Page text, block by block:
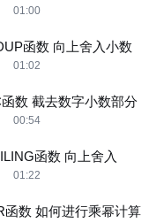
01:00
函数 向上舍入小数
01:02
数 截去数字小数部分
00:54
函数 向上舍入
01:22
函数 如何进行乘幂计算